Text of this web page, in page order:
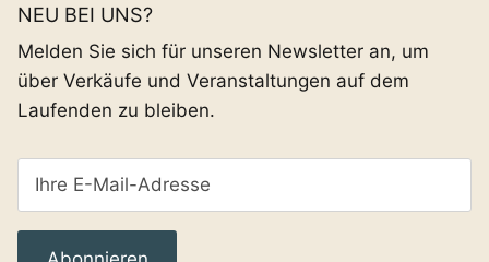
NEU BEI UNS?
Melden Sie sich für unseren Newsletter an, um
über Verkäufe und Veranstaltungen auf dem
Laufenden zu bleiben.